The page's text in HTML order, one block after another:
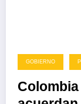
GOBIERNO